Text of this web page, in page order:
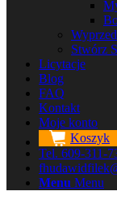
Stwórz
Licytacje
Blog
FAQ
Kontakt
Moje konto
Koszyk
Tel. 609-311-
Menu Menu